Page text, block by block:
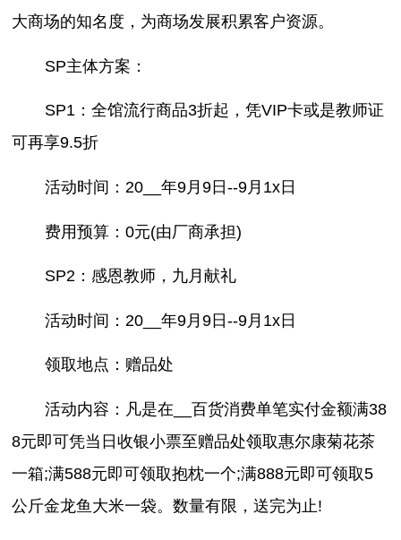
大商场的知名度，为商场发展积累客户资源。
SP主体方案：
SP1：全馆流行商品3折起，凭VIP卡或是教师证
可再享9.5折
活动时间：20__年9月9日--9月1x日
费用预算：0元(由厂商承担)
SP2：感恩教师，九月献礼
活动时间：20__年9月9日--9月1x日
领取地点：赠品处
活动内容：凡是在__百货消费单笔实付金额满38
8元即可凭当日收银小票至赠品处领取惠尔康菊花茶
一箱;满588元即可领取抱枕一个;满888元即可领取5
公斤金龙鱼大米一袋。数量有限，送完为止!